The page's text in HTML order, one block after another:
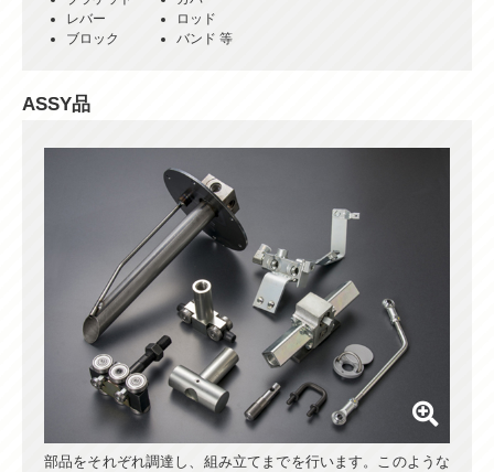
レバー
ブロック
ロッド
バンド 等
ASSY品
部品をそれぞれ調達し、組み立てまでを行います。このような